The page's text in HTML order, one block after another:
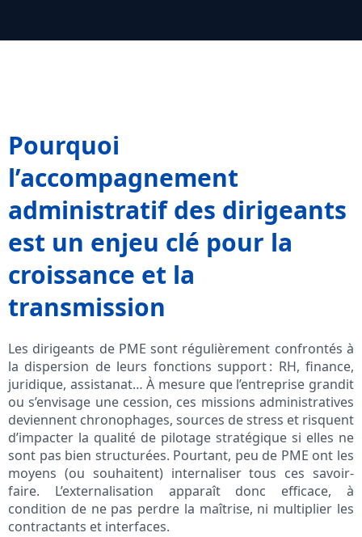
Pourquoi
l’accompagnement
administratif des dirigeants
est un enjeu clé pour la
croissance et la
transmission
Les dirigeants de PME sont régulièrement confrontés à
la dispersion de leurs fonctions support : RH, finance,
juridique, assistanat… À mesure que l’entreprise grandit
ou s’envisage une cession, ces missions administratives
deviennent chronophages, sources de stress et risquent
d’impacter la qualité de pilotage stratégique si elles ne
sont pas bien structurées. Pourtant, peu de PME ont les
moyens (ou souhaitent) internaliser tous ces savoir-
faire. L’externalisation apparaît donc efficace, à
condition de ne pas perdre la maîtrise, ni multiplier les
contractants et interfaces.